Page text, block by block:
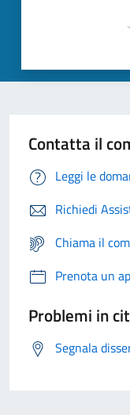
Contatta il
Leggi le
Richiedi
Chiama il
Prenota un
Problemi in
Segnala